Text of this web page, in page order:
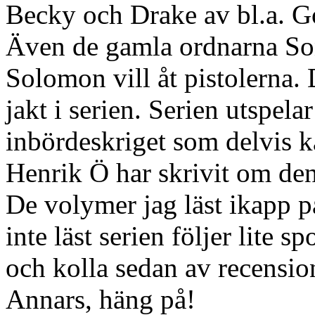
Becky och Drake av bl.a.
Även de gamla ordnarna
Solomon vill åt pistolerna.
jakt i serien. Serien
inbördeskriget som delvis
Henrik Ö har skrivit om
De volymer jag läst ikapp
inte läst serien följer lite
och kolla sedan av
Annars, häng på!